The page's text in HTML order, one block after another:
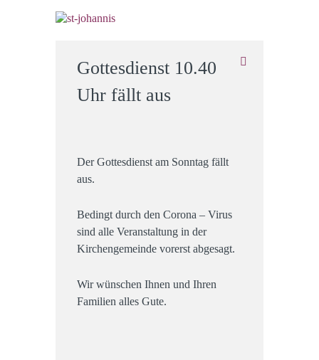
Gottesdienst 10.40
Uhr fällt aus
Der Gottesdienst am Sonntag fällt
aus.
Bedingt durch den Corona – Virus
sind alle Veranstaltung in der
Kirchengemeinde vorerst abgesagt.
Wir wünschen Ihnen und Ihren
Familien alles Gute.